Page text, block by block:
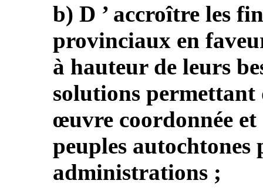
b) D ’ accroître les
provinciaux en
à hauteur de leurs
solutions permettant
œuvre coordonnée et
peuples autochtones
administrations ;